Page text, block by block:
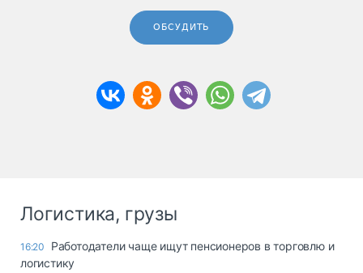
ОБСУДИТЬ
Логистика, грузы
16:20
Работодатели чаще ищут пенсионеров в торговлю и
логистику